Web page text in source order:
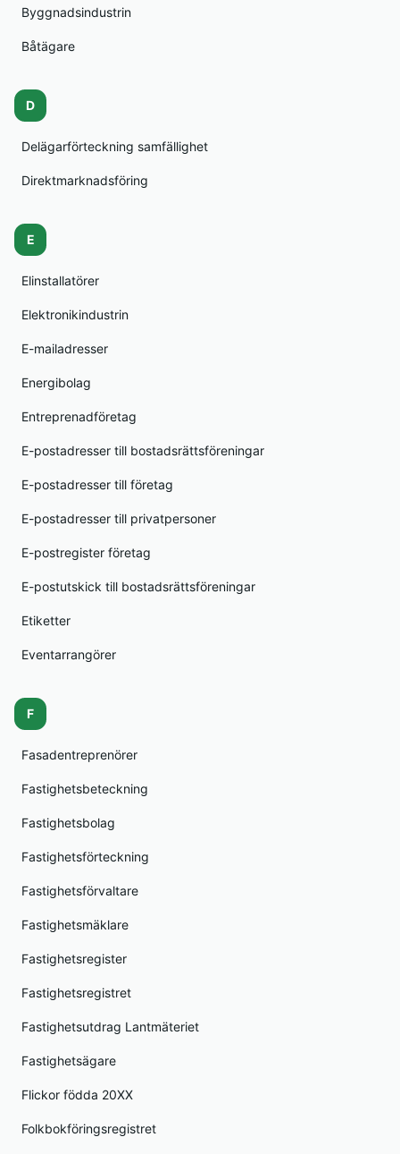
Byggnadsindustrin
Båtägare
D
Delägarförteckning samfällighet
Direktmarknadsföring
E
Elinstallatörer
Elektronikindustrin
E-mailadresser
Energibolag
Entreprenadföretag
E-postadresser till bostadsrättsföreningar
E-postadresser till företag
E-postadresser till privatpersoner
E-postregister företag
E-postutskick till bostadsrättsföreningar
Etiketter
Eventarrangörer
F
Fasadentreprenörer
Fastighetsbeteckning
Fastighetsbolag
Fastighetsförteckning
Fastighetsförvaltare
Fastighetsmäklare
Fastighetsregister
Fastighetsregistret
Fastighetsutdrag Lantmäteriet
Fastighetsägare
Flickor födda 20XX
Folkbokföringsregistret